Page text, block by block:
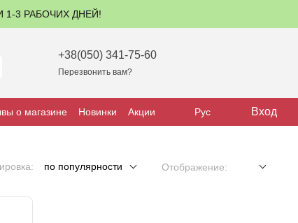
1-3 РАБОЧИХ ДНЕЙ!
+38(050) 341-75-60
Перезвонить вам?
о магазине Новинки Акции Рус Вход
по популярности Отображение: